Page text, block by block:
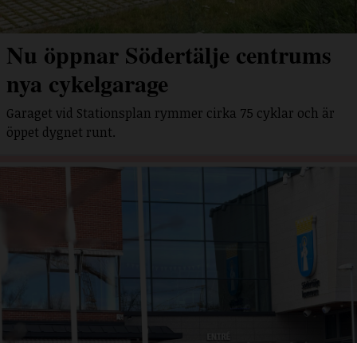
Nu öppnar Södertälje centrums
nya cykelgarage
Garaget vid Stationsplan rymmer cirka 75 cyklar och är
öppet dygnet runt.